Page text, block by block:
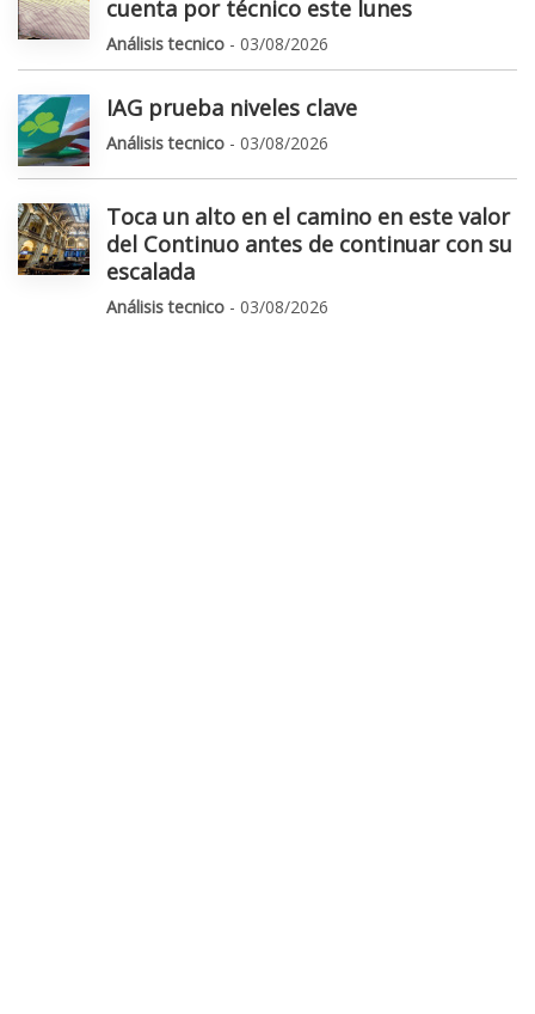
cuenta por técnico este lunes
Análisis tecnico - 03/08/2026
IAG prueba niveles clave
Análisis tecnico - 03/08/2026
Toca un alto en el camino en este valor
del Continuo antes de continuar con su
escalada
Análisis tecnico - 03/08/2026